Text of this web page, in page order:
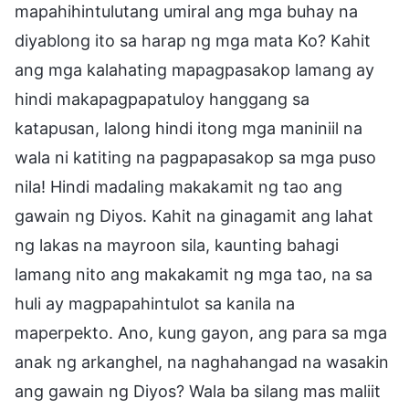
mapahihintulutang umiral ang mga buhay na
diyablong ito sa harap ng mga mata Ko? Kahit
ang mga kalahating mapagpasakop lamang ay
hindi makapagpapatuloy hanggang sa
katapusan, lalong hindi itong mga maniniil na
wala ni katiting na pagpapasakop sa mga puso
nila! Hindi madaling makakamit ng tao ang
gawain ng Diyos. Kahit na ginagamit ang lahat
ng lakas na mayroon sila, kaunting bahagi
lamang nito ang makakamit ng mga tao, na sa
huli ay magpapahintulot sa kanila na
maperpekto. Ano, kung gayon, ang para sa mga
anak ng arkanghel, na naghahangad na wasakin
ang gawain ng Diyos? Wala ba silang mas maliit